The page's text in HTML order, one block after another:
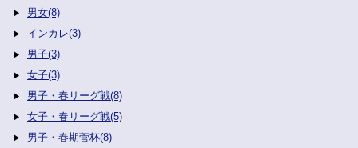
男女(8)
インカレ(3)
男子(3)
女子(3)
男子・春リーグ戦(8)
女子・春リーグ戦(5)
男子・春期菅杯(8)